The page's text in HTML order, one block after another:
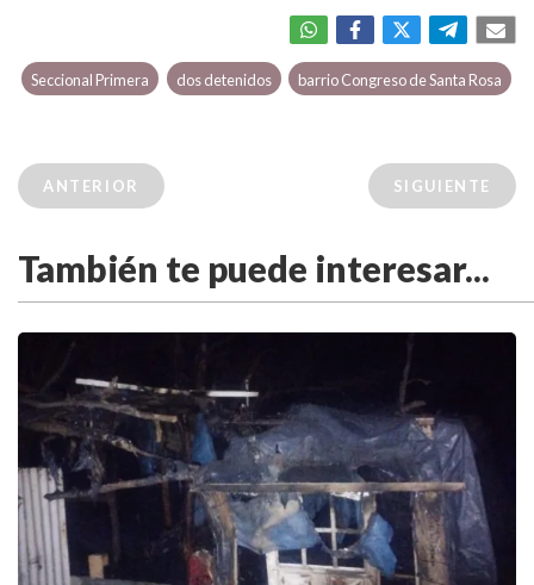
Seccional Primera dos detenidos barrio Congreso de Santa Rosa
ANTERIOR SIGUIENTE
También te puede interesar...